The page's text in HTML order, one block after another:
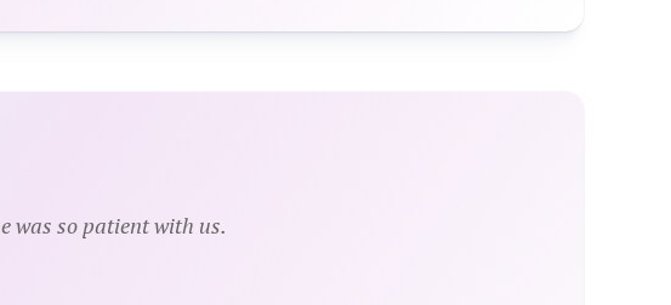
was so patient with us.